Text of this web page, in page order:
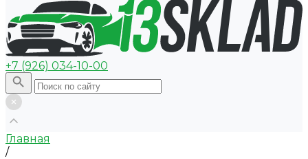
+7 (926) 034-10-00
Главная
/